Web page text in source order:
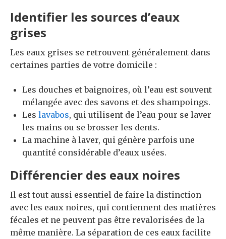
Identifier les sources d’eaux
grises
Les eaux grises se retrouvent généralement dans
certaines parties de votre domicile :
Les douches et baignoires, où l’eau est souvent
mélangée avec des savons et des shampoings.
Les lavabos, qui utilisent de l’eau pour se laver
les mains ou se brosser les dents.
La machine à laver, qui génère parfois une
quantité considérable d’eaux usées.
Différencier des eaux noires
Il est tout aussi essentiel de faire la distinction
avec les eaux noires, qui contiennent des matières
fécales et ne peuvent pas être revalorisées de la
même manière. La séparation de ces eaux facilite